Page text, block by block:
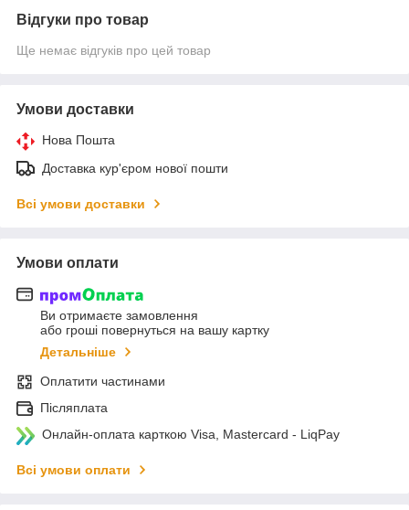
Відгуки про товар
Ще немає відгуків про цей товар
Умови доставки
Нова Пошта
Доставка кур'єром нової пошти
Всі умови доставки
Умови оплати
Ви отримаєте замовлення
або гроші повернуться на вашу картку
Детальніше
Оплатити частинами
Післяплата
Онлайн-оплата карткою Visa, Mastercard - LiqPay
Всі умови оплати